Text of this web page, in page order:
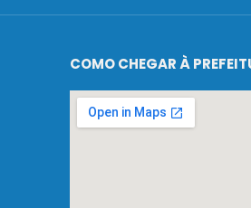
COMO CHEGAR À